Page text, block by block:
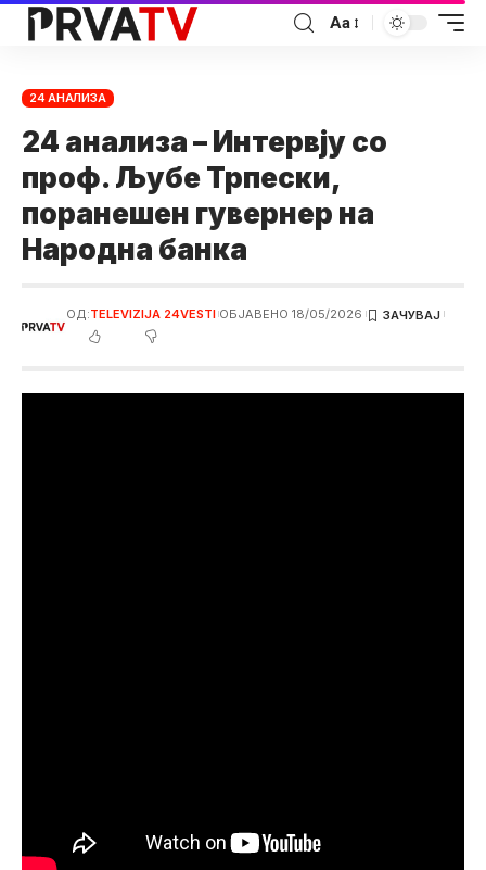
Аа
24 АНАЛИЗА
24 анализа – Интервју со
проф. Љубе Трпески,
поранешен гувернер на
Народна банка
ОД:TELEVIZIJA 24VESTI ОБЈАВЕНО 18/05/2026